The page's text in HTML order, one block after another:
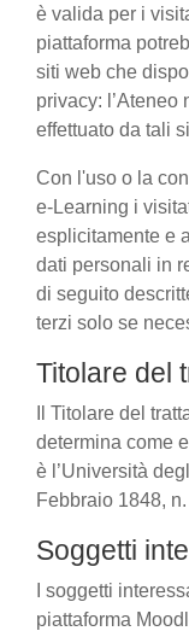
è valida per i
piattaforma
siti web che
privacy: l’Ateneo
effettuato da tali
Con l'uso o la
e-Learning i
esplicitamente e
dati personali in
di seguito
terzi solo se
Titolare del
Il Titolare del
determina come
è l’Università
Febbraio 1848,
Soggetti
I soggetti
piattaforma